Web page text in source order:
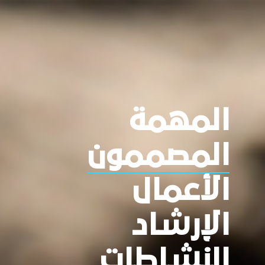
المهمة
المصممون
الأعمال
الإرشاد